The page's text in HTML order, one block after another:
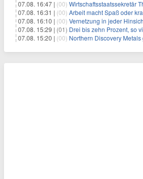
07.08. 16:47 | (00) Wirtschaftsstaatssekretär Thomas Dörflinger
07.08. 16:31 | (00) Arbeit macht Spaß oder
07.08. 16:10 | (00) Vernetzung in jeder Hinsicht – Die
07.08. 15:29 | (01) Drei bis zehn Prozent, so viel Strom
07.08. 15:20 | (00) Northern Discovery Metals gibt die